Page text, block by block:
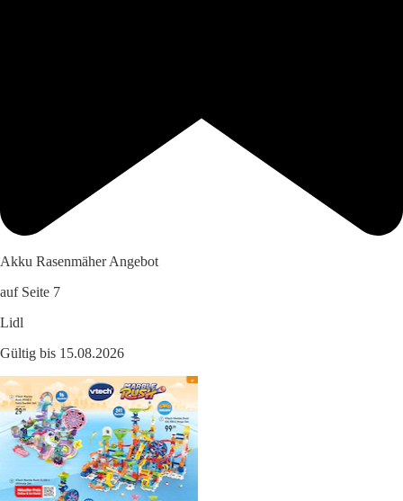
Akku Rasenmäher Angebot
auf Seite 7
Lidl
Gültig bis 15.08.2026